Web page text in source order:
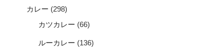
カレー (298)
カツカレー (66)
ルーカレー (136)